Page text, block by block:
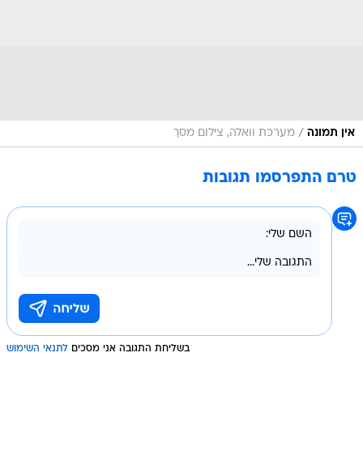
אין תמונה / מערכת וואלה, צילום מסך
טרם התפרסמו תגובות
בשליחת התגובה אני מסכים לתנאי השימוש